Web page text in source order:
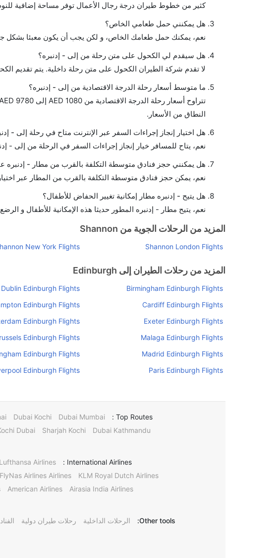
كثير من خطوط طيران درجة رجال الأعمال توفر مساحة إضافية
هل يمكنني حمل طعامي الخاص؟
نعم، يمكنك حمل طعامك الخاص، و لكن يجب أن يكون معبئا بشكل
هل سيقدم لي الكحول على متن رحلة من إلى - إدنبره؟
لا تقدم شركة الطيران الكحول على متن رحلة داخلية. يتم تقديم
ما متوسط أسعار رحلة الدرجة الاقتصادية من إلى - إدنبره؟
النطاق من الأسعار.
هل اختيار إنجاز إجراءات السفر عبر الإنترنت متاح في رحلة إلى -
نعم، يتاح للمسافر خيار إنجاز إجراءات السفر في الرحلة من إلى -
هل يمكنني حجز فنادق متوسطة التكلفة بالقرب من مطار - إدنبره
نعم، يمكن حجز فنادق متوسطة التكلفة بالقرب من المطار عبر
هل يتيح - إدنبره مطار إمكانية تغيير الحفاض للأطفال؟
نعم، يتيح مطار - إدنبره المطور حديثا هذه الإمكانية للأطفال و
المزيد من الرحلات الجوية من Shannon
Shannon London Flights
New York Flights
المزيد من رحلات الطيران إلى Edinburgh
Birmingham Edinburgh Flights
Dublin Edinburgh Flights
Cardiff Edinburgh Flights
Edinburgh Flights
Exeter Edinburgh Flights
Edinburgh Flights
Malaga Edinburgh Flights
Edinburgh Flights
Madrid Edinburgh Flights
Edinburgh Flights
Paris Edinburgh Flights
Edinburgh Flights
Top Routes :
Dubai Mumbai
Dubai Kochi
Dubai Kathmandu
Sharjah Kochi
Dubai
International Airlines :
Lufthansa Airlines
KLM Royal Dutch Airlines
FlyNas Airlines Airlines
Airasia India Airlines
American Airlines
Other tools: الرحلات الداخلية رحلات طيران دولية